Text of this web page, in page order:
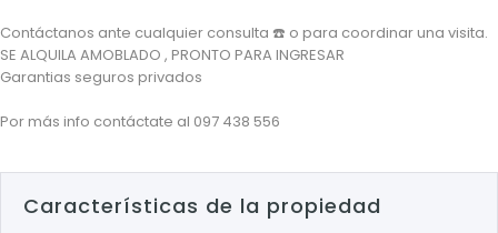
Contáctanos ante cualquier consulta ☎️ o para coordinar una visita.
SE ALQUILA AMOBLADO , PRONTO PARA INGRESAR
Garantias seguros privados
Por más info contáctate al 097 438 556
Características de la propiedad